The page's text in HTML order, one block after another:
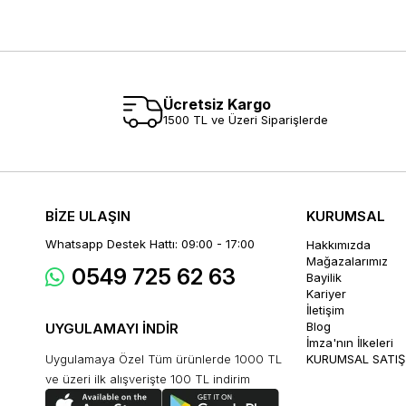
Ücretsiz Kargo
1500 TL ve Üzeri Siparişlerde
BİZE ULAŞIN
Whatsapp Destek Hattı: 09:00 - 17:00
0549 725 62 63
UYGULAMAYI İNDİR
Uygulamaya Özel Tüm ürünlerde 1000 TL
ve üzeri ilk alışverişte 100 TL indirim
KURUMSAL
Hakkımızda
Mağazalarımız
Bayilik
Kariyer
İletişim
Blog
İmza'nın İlkeleri
KURUMSAL SATIŞ